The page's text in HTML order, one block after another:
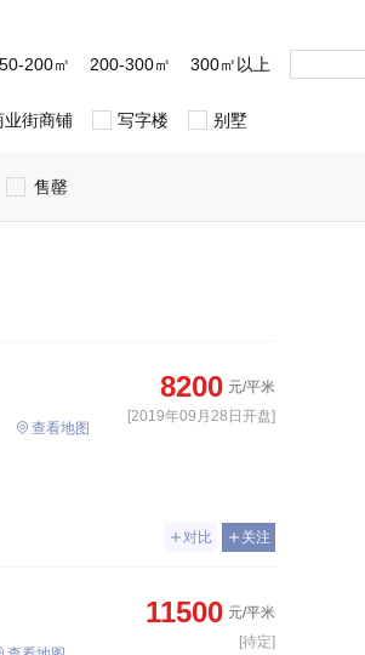
200㎡ 200-300㎡ 300㎡以上
业街商铺 写字楼 别墅
售罄
8200 元/平米
[2019年09月28日开盘]
查看地图
对比 关注
11500 元/平米
[待定]